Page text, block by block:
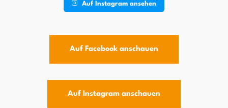
Auf Instagram ansehen
Auf Facebook anschauen
Auf Instagram anschauen